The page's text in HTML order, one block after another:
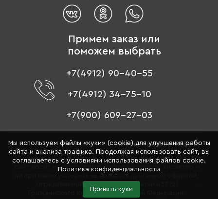
Примем заказ или
поможем выбрать
+7(4912) 90-40-55
+7(4912) 34-75-10
+7(900) 609-27-03
© 1996 - 2026 «Цвет мебели» –интернет-магазин мебели
Обращаем ваше внимание на то, что данный интернет-
сайт носит исключительно информационный характер и
определяемой положениями Статьи 437 (2)
Гражданского кодекса Российской Федерации.
Мы используем файлы «куки» (cookie) для улучшения работы
сайта и анализа трафика. Продолжая использовать сайт, вы
соглашаетесь с условиями использования файлов cookie.
Политика конфиденциальности
Принять куки